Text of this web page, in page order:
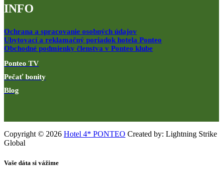
INFO
Ochrana a spracovanie osobných údajov
Ubytovací a reklamačný poriadok hotela Ponteo
Obchodné podmienky členstva v Ponteo klube
Ponteo TV
Pečať bonity
Blog
Copyright © 2026 Hotel 4* PONTEO Created by: Lightning Strike
Global
Vaše dáta si vážime